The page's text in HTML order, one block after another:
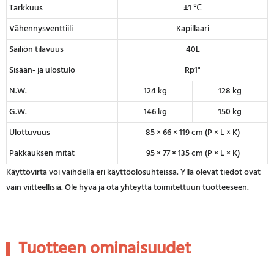
Tarkkuus
±1 ℃
Vähennysventtiili
Kapillaari
Säiliön tilavuus
40L
Sisään- ja ulostulo
Rp1"
N.W.
124 kg
128 kg
G.W.
146 kg
150 kg
Ulottuvuus
85 × 66 × 119 cm (P × L × K)
Pakkauksen mitat
95 × 77 × 135 cm (P × L × K)
Käyttövirta voi vaihdella eri käyttöolosuhteissa. Yllä olevat tiedot ovat
vain viitteellisiä. Ole hyvä ja ota yhteyttä toimitettuun tuotteeseen.
Tuotteen ominaisuudet